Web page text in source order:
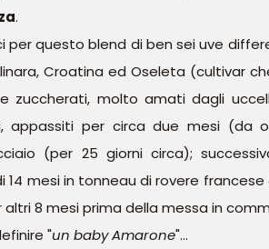
.
per questo blend di ben sei uve
Croatina ed Oseleta (cultivar
zuccherati, molto amati dagli
appassiti per circa due mesi (da
(per 25 giorni circa);
14 mesi in tonneau di rovere
8 mesi prima della messa in
"un baby Amarone"...